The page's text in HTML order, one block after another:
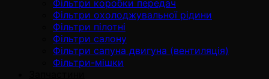
Фільтри коробки передач
Фільтри охолоджувальної рідини
Фільтри пілотні
Фільтри салону
Фільтри сапуна двигуна (вентиляція)
Фільтри-мішки